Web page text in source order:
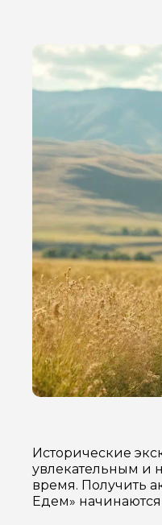
Исторические
увлекательным и
время. Получить
Едем»